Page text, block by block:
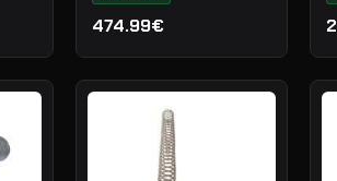
474.99€